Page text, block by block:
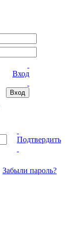
Вход
Подтвердить
Забыли пароль?